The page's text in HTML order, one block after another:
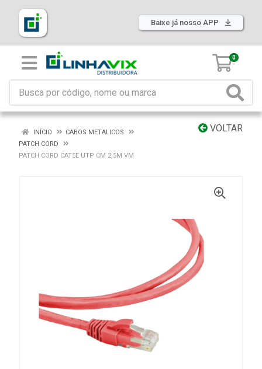
Baixe já nosso APP
0
VOLTAR
INÍCIO
CABOS METALICOS
PATCH CORD
PATCH CORD CAT5E UTP CM 2,5M VM